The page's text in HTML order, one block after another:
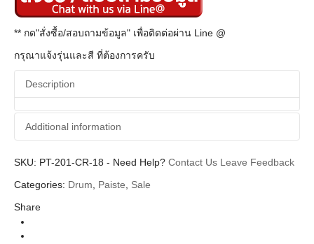
** กด"สั่งซื้อ/สอบถามข้อมูล" เพื่อติดต่อผ่าน Line @
กรุณาแจ้งรุ่นและสี ที่ต้องการครับ
Description
Additional information
Additional information
Brands Paiste
SKU: PT-201-CR-18 - Need Help? Contact Us Leave Feedback
Categories: Drum, Paiste, Sale
Share